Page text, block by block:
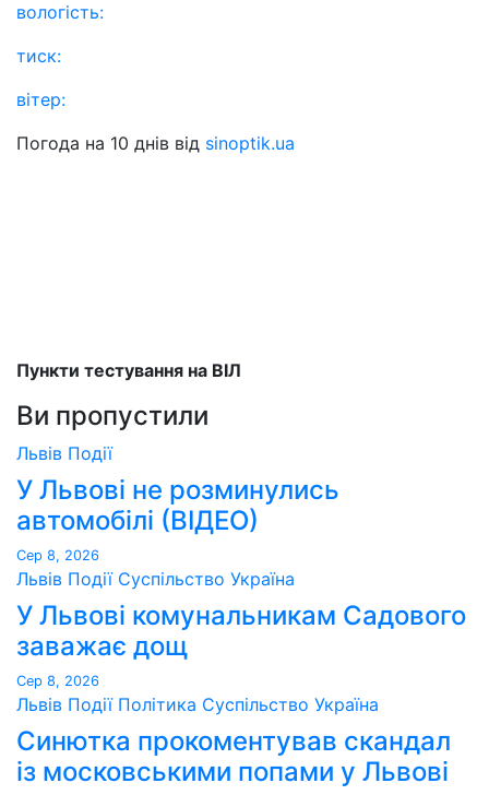
вологість:
тиск:
вітер:
Погода на 10 днів від sinoptik.ua
Пункти тестування на ВІЛ
Ви пропустили
Львів Події
У Львові не розминулись
автомобілі (ВІДЕО)
Сер 8, 2026
Львів Події Суспільство Україна
У Львові комунальникам Садового
заважає дощ
Сер 8, 2026
Львів Події Політика Суспільство Україна
Синютка прокоментував скандал
із московськими попами у Львові